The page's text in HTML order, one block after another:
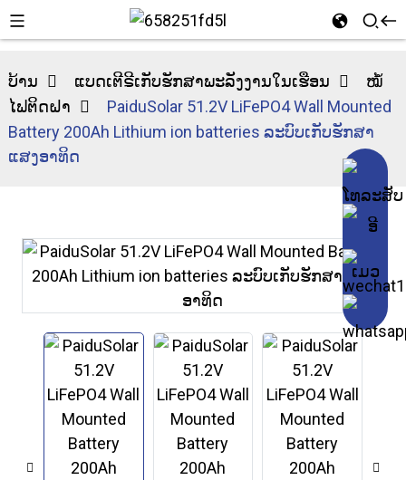
ບ້ານ ແບດເຕີຣີເກັບຮັກສາພະລັງງານໃນເຮືອນ
ໝໍ້
ໄຟຕິດຝາ
PaiduSolar 51.2V LiFePO4 Wall Mounted
Battery 200Ah Lithium ion batteries ລະບົບເກັບຮັກສາ
ແສງອາທິດ